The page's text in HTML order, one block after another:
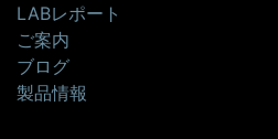
LABレポート
ご案内
ブログ
製品情報